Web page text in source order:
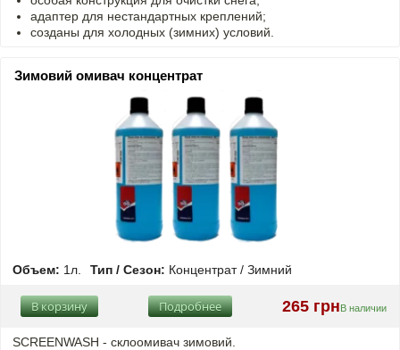
адаптер для нестандартных креплений;
созданы для холодных (зимних) условий.
Зимовий омивач концентрат
Объем: 1л. Тип / Сезон: Концентрат / Зимний
265 грнВ наличии
Подробнее
В корзину
SCREENWASH - cклоомивач зимовий.